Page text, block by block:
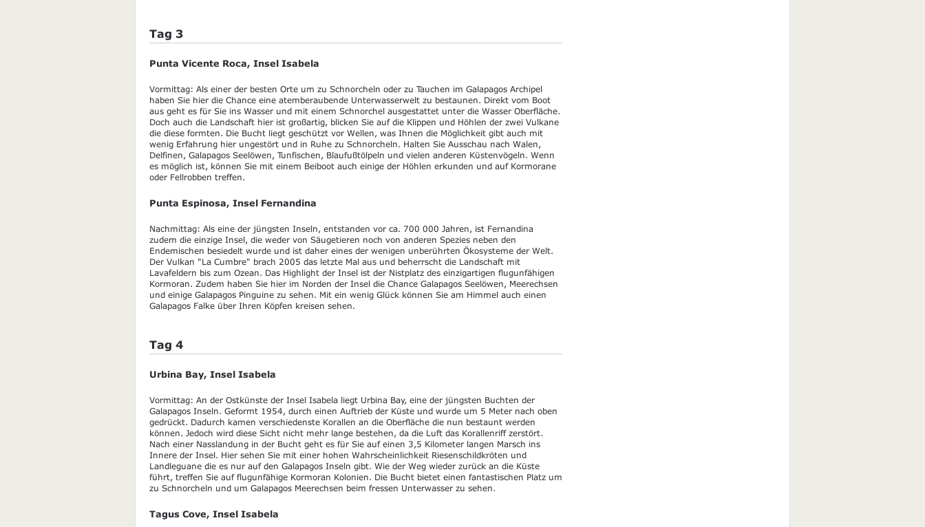
Tag 3
Punta Vicente Roca, Insel Isabela
Vormittag: Als einer der besten Orte um zu Schnorcheln oder zu Tauchen im Galapagos Archipel
haben Sie hier die Chance eine atemberaubende Unterwasserwelt zu bestaunen. Direkt vom Boot
aus geht es für Sie ins Wasser und mit einem Schnorchel ausgestattet unter die Wasser Oberfläche.
Doch auch die Landschaft hier ist großartig, blicken Sie auf die Klippen und Höhlen der zwei Vulkane
die diese formten. Die Bucht liegt geschützt vor Wellen, was Ihnen die Möglichkeit gibt auch mit
wenig Erfahrung hier ungestört und in Ruhe zu Schnorcheln. Halten Sie Ausschau nach Walen,
Delfinen, Galapagos Seelöwen, Tunfischen, Blaufußtölpeln und vielen anderen Küstenvögeln. Wenn
es möglich ist, können Sie mit einem Beiboot auch einige der Höhlen erkunden und auf Kormorane
oder Fellrobben treffen.
Punta Espinosa, Insel Fernandina
Nachmittag: Als eine der jüngsten Inseln, entstanden vor ca. 700 000 Jahren, ist Fernandina
zudem die einzige Insel, die weder von Säugetieren noch von anderen Spezies neben den
Endemischen besiedelt wurde und ist daher eines der wenigen unberührten Ökosysteme der Welt.
Der Vulkan "La Cumbre" brach 2005 das letzte Mal aus und beherrscht die Landschaft mit
Lavafeldern bis zum Ozean. Das Highlight der Insel ist der Nistplatz des einzigartigen flugunfähigen
Kormoran. Zudem haben Sie hier im Norden der Insel die Chance Galapagos Seelöwen, Meerechsen
und einige Galapagos Pinguine zu sehen. Mit ein wenig Glück können Sie am Himmel auch einen
Galapagos Falke über Ihren Köpfen kreisen sehen.
Tag 4
Urbina Bay, Insel Isabela
Vormittag: An der Ostkünste der Insel Isabela liegt Urbina Bay, eine der jüngsten Buchten der
Galapagos Inseln. Geformt 1954, durch einen Auftrieb der Küste und wurde um 5 Meter nach oben
gedrückt. Dadurch kamen verschiedenste Korallen an die Oberfläche die nun bestaunt werden
können. Jedoch wird diese Sicht nicht mehr lange bestehen, da die Luft das Korallenriff zerstört.
Nach einer Nasslandung in der Bucht geht es für Sie auf einen 3,5 Kilometer langen Marsch ins
Innere der Insel. Hier sehen Sie mit einer hohen Wahrscheinlichkeit Riesenschildkröten und
Landleguane die es nur auf den Galapagos Inseln gibt. Wie der Weg wieder zurück an die Küste
führt, treffen Sie auf flugunfähige Kormoran Kolonien. Die Bucht bietet einen fantastischen Platz um
zu Schnorcheln und um Galapagos Meerechsen beim fressen Unterwasser zu sehen.
Tagus Cove, Insel Isabela